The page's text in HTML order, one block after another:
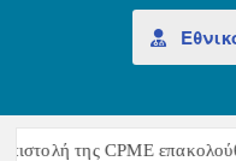
CPME επακολούθησαν